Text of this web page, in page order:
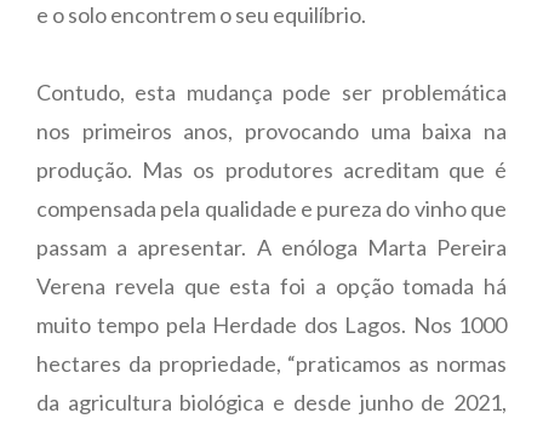
e o solo encontrem o seu equilíbrio.
Contudo, esta mudança pode ser problemática
nos primeiros anos, provocando uma baixa na
produção. Mas os produtores acreditam que é
compensada pela qualidade e pureza do vinho que
passam a apresentar. A enóloga Marta Pereira
Verena revela que esta foi a opção tomada há
muito tempo pela Herdade dos Lagos. Nos 1000
hectares da propriedade, “praticamos as normas
da agricultura biológica e desde junho de 2021,